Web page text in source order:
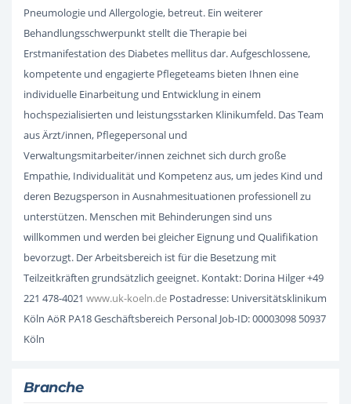
Pneumologie und Allergologie, betreut. Ein weiterer
Behandlungsschwerpunkt stellt die Therapie bei
Erstmanifestation des Diabetes mellitus dar. Aufgeschlossene,
kompetente und engagierte Pflegeteams bieten Ihnen eine
individuelle Einarbeitung und Entwicklung in einem
hochspezialisierten und leistungsstarken Klinikumfeld. Das Team
aus Ärzt/innen, Pflegepersonal und
Verwaltungsmitarbeiter/innen zeichnet sich durch große
Empathie, Individualität und Kompetenz aus, um jedes Kind und
deren Bezugsperson in Ausnahmesituationen professionell zu
unterstützen. Menschen mit Behinderungen sind uns
willkommen und werden bei gleicher Eignung und Qualifikation
bevorzugt. Der Arbeitsbereich ist für die Besetzung mit
Teilzeitkräften grundsätzlich geeignet. Kontakt: Dorina Hilger +49
221 478-4021 www.uk-koeln.de Postadresse: Universitätsklinikum
Köln AöR PA18 Geschäftsbereich Personal Job-ID: 00003098 50937
Köln
Branche